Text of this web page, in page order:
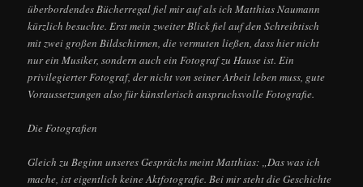
überbordendes Bücherregal fiel mir auf als ich Matthias Naumann
kürzlich besuchte. Erst mein zweiter Blick fiel auf den Schreibtisch
mit zwei großen Bildschirmen, die vermuten ließen, dass hier nicht
nur ein Musiker, sondern auch ein Fotograf zu Hause ist. Ein
privilegierter Fotograf, der nicht von seiner Arbeit leben muss, gute
Voraussetzungen also für künstlerisch anspruchsvolle Fotografie.
Die Fotografien
Gleich zu Beginn unseres Gesprächs meint Matthias: „Das was ich
mache, ist eigentlich keine Aktfotografie. Bei mir steht die Geschichte